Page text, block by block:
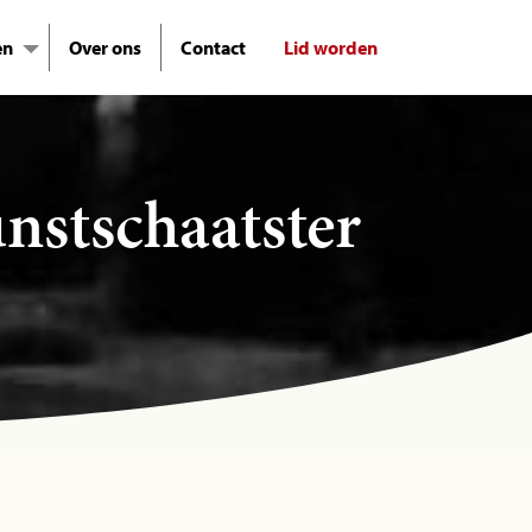
Over ons Contact Lid worden